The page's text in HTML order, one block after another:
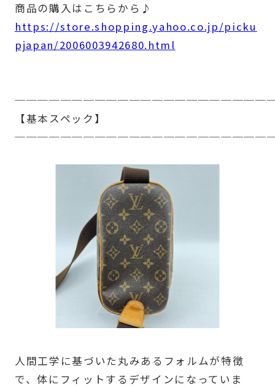
商品の購入はこちらから♪
https://store.shopping.yahoo.co.jp/picku
pjapan/2006003942680.html
【基本スペック】
人間工学に基づいた丸みあるフォルムが特徴
で、体にフィットするデザインになっていま